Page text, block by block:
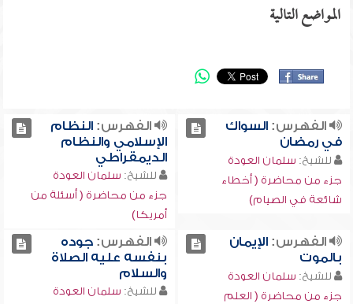
المواضع التالية
الفهرس:السواك
في رمضان
للشيخ: سلمان العودة
جزء من محاضرة ( أخطاء
شائعة في الصيام)
الفهرس:النظام
الإسلامي والنظام
الديمقراطي
للشيخ: سلمان العودة
جزء من محاضرة ( أسئلة من
أمريكا)
الفهرس:الإيمان
بالموت
للشيخ: سلمان العودة
جزء من محاضرة ( العلم
الفهرس:جوده
بنفسه عليه الصلاة
والسلام
للشيخ: سلمان العودة